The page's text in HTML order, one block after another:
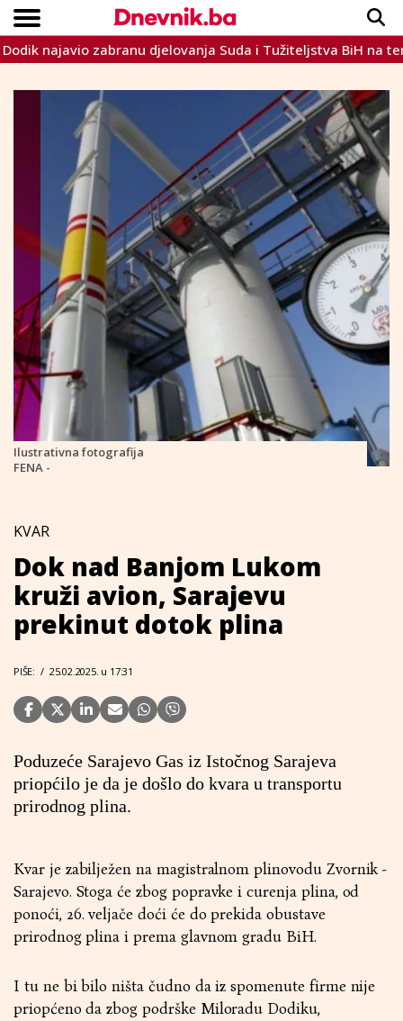
VIJESTI
SPORT
INTERVIEW
TEME
CRNA KRONIKA
LIFESTYLE
Copyright © Dnevnik.ba 2023.
najavio zabranu djelovanja Suda i Tužiteljstva BiH na teritoriju
Ilustrativna fotografija
FENA -
KVAR
Dok nad Banjom Lukom
kruži avion, Sarajevu
prekinut dotok plina
PIŠE: / 25.02.2025. u 17:31
Poduzeće Sarajevo Gas iz Istočnog Sarajeva
priopćilo je da je došlo do kvara u transportu
prirodnog plina.
Kvar je zabilježen na magistralnom plinovodu Zvornik -
Sarajevo. Stoga će zbog popravke i curenja plina, od
ponoći, 26. veljače doći će do prekida obustave
prirodnog plina i prema glavnom gradu BiH.
I tu ne bi bilo ništa čudno da iz spomenute firme nije
priopćeno da zbog podrške Miloradu Dodiku,